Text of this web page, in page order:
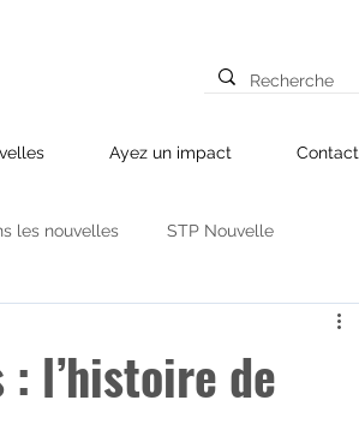
Ayez un impact Contact
les nouvelles STP Nouvelle
Partenariats
l’histoire de